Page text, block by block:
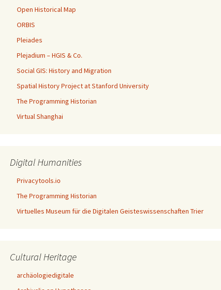
Open Historical Map
ORBIS
Pleiades
Plejadium – HGIS & Co.
Social GIS: History and Migration
Spatial History Project at Stanford University
The Programming Historian
Virtual Shanghai
Digital Humanities
Privacytools.io
The Programming Historian
Virtuelles Museum für die Digitalen Geisteswissenschaften Trier
Cultural Heritage
archäologiedigitale